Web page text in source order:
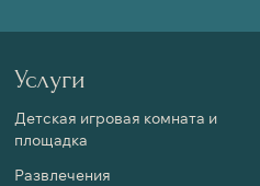
Услуги
Детская игровая комната и
площадка
Развлечения